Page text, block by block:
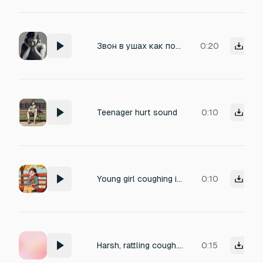
Звон в ушах как после контузии 0:20
Teenager hurt sound 0:10
Young girl coughing injured 0:10
Harsh, rattling cough. Masculine. 0:15